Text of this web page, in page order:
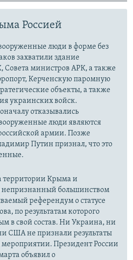
Россией
люди в форме без
захватили здание
Совета министров АРК, а также
Керченскую паромную
объекты, а также
украинских войск.
отказывались
люди являются
армии. Позже
Путин признал, что это
территории Крыма и
непризнанный большинством
референдум о статусе
по результатам которого
в свой состав. Ни Украина, ни
США не признали результаты
мероприятии. Президент России
объявил о